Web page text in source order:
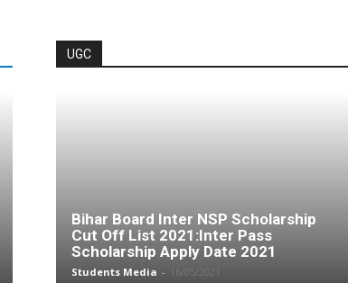
UGC
Bihar Board Inter NSP Scholarship
Cut Off List 2021:Inter Pass
Scholarship Apply Date 2021
Students Media -